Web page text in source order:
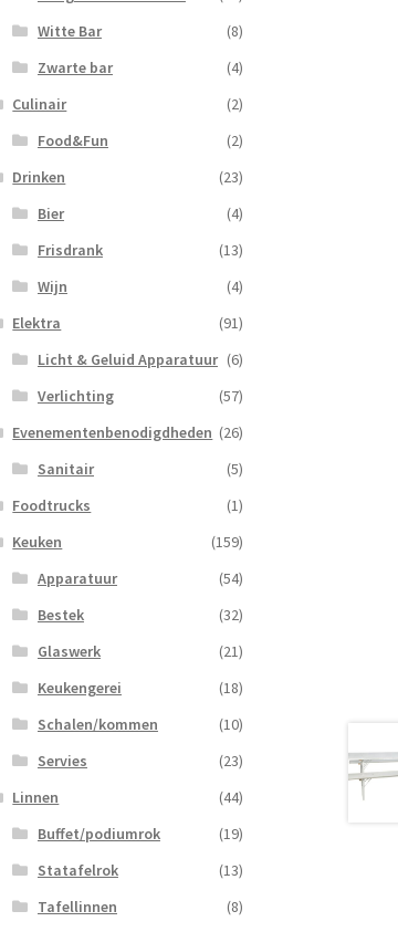
Witte Bar
(8)
Zwarte bar
(4)
Culinair
(2)
Food&Fun
(2)
Drinken
(23)
Bier
(4)
Frisdrank
(13)
Wijn
(4)
Elektra
(91)
Licht & Geluid Apparatuur (6)
Verlichting
(57)
Evenementenbenodigdheden (26)
Sanitair
(5)
Foodtrucks
(1)
Keuken
(159)
Apparatuur
(54)
Bestek
(32)
Glaswerk
(21)
Keukengerei
(18)
Schalen/kommen
(10)
Servies
(23)
Linnen
(44)
Buffet/podiumrok
(19)
Statafelrok
(13)
Tafellinnen
(8)